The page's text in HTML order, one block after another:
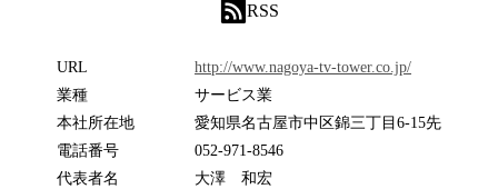
RSS
URL
http://www.nagoya-tv-tower.co.jp/
業種
サービス業
本社所在地
愛知県名古屋市中区錦三丁目6-15先
電話番号
052-971-8546
代表者名
大澤 和宏